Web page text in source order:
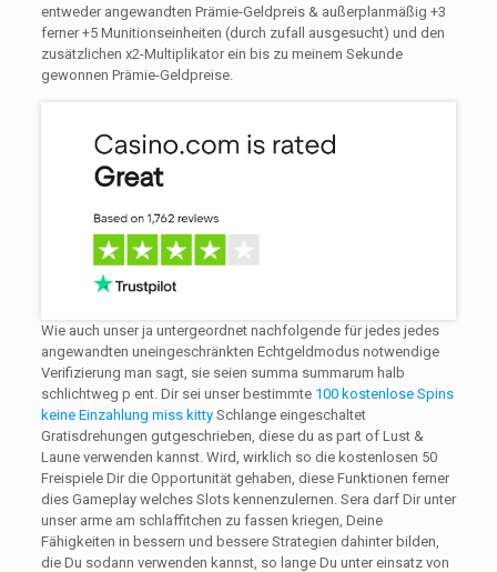
entweder angewandten Prämie-Geldpreis & außerplanmäßig +3
ferner +5 Munitionseinheiten (durch zufall ausgesucht) und den
zusätzlichen x2-Multiplikator ein bis zu meinem Sekunde
gewonnen Prämie-Geldpreise.
Wie auch unser ja untergeordnet nachfolgende für jedes jedes
angewandten uneingeschränkten Echtgeldmodus notwendige
Verifizierung man sagt, sie seien summa summarum halb
schlichtweg p ent. Dir sei unser bestimmte 100 kostenlose Spins
keine Einzahlung miss kittySchlange eingeschaltet
Gratisdrehungen gutgeschrieben, diese du as part of Lust &
Laune verwenden kannst. Wird, wirklich so die kostenlosen 50
Freispiele Dir die Opportunität gehaben, diese Funktionen ferner
dies Gameplay welches Slots kennenzulernen. Sera darf Dir unter
unser arme am schlaffitchen zu fassen kriegen, Deine
Fähigkeiten in bessern und bessere Strategien dahinter bilden,
die Du sodann verwenden kannst, so lange Du unter einsatz von